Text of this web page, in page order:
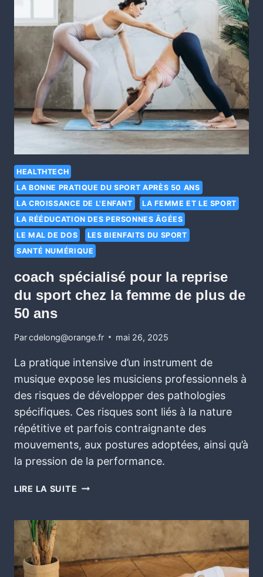
HEALTHTECH
LA BONNE PRATIQUE DU SPORT APRÈS 50 ANS
LA CROISSANCE DE L'ENFANT
LA FEMME ET LE SPORT
LA RÉÉDUCATION DES PERSONNES ÂGÉES
LE MAL DE DOS
LES BIENFAITS DU SPORT
SANTÉ NUMÉRIQUE
coach spécialisé pour la reprise
du sport chez la femme de plus de
50 ans
Parcdelong@orange.fr mai 26, 2025
La pratique intensive d’un instrument de
musique expose les musiciens professionnels à
des risques de développer des pathologies
spécifiques. Ces risques sont liés à la nature
répétitive et parfois contraignante des
mouvements, aux postures adoptées, ainsi qu’à
la pression de la performance.
LIRE LA SUITE